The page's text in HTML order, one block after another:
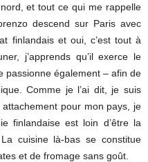
et tout ce qui me rappelle
descend sur Paris avec
finlandais et oui, c’est tout à
j’apprends qu’il exerce le
passionne également – afin de
Comme je l’ai dit, je suis
pour mon pays, je
finlandaise est loin d’être la
cuisine là-bas se constitue
et de fromage sans goût.